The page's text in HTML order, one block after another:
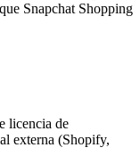
Snapchat Shopping
licencia de
externa (Shopify,